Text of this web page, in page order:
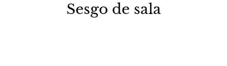
Sesgo de sala